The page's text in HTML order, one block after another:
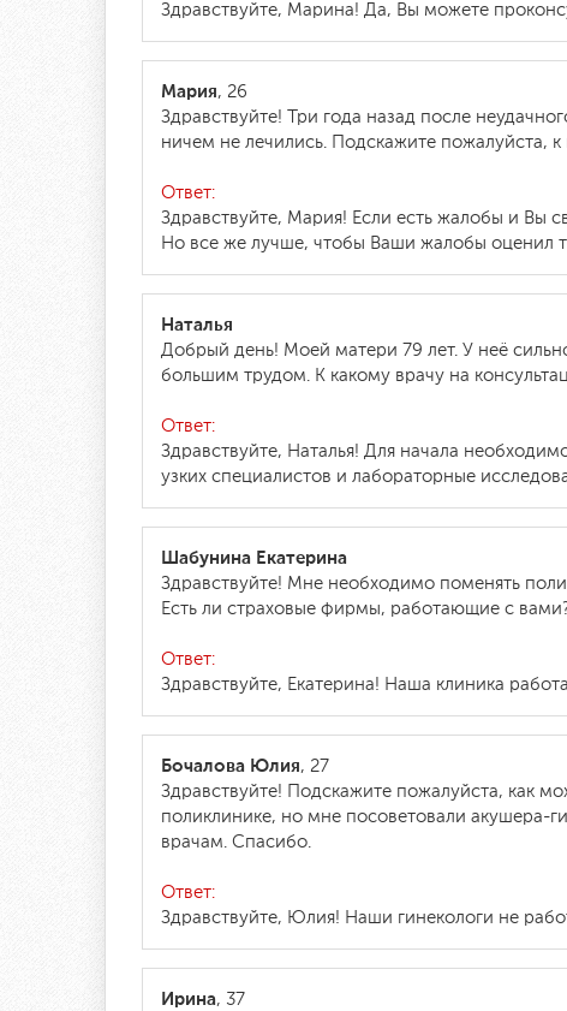
Здравствуйте, Марина! Да, Вы можете
Мария, 26
Здравствуйте! Три года назад после
ничем не лечились. Подскажите пожалуйста,
Ответ:
Здравствуйте, Мария! Если есть жалобы и Вы
Но все же лучше, чтобы Ваши жалобы оценил
Наталья
Добрый день! Моей матери 79 лет. У неё
большим трудом. К какому врачу на
Ответ:
Здравствуйте, Наталья! Для начала
узких специалистов и лабораторные
Шабунина Екатерина
Здравствуйте! Мне необходимо поменять
Есть ли страховые фирмы, работающие с
Ответ:
Здравствуйте, Екатерина! Наша клиника
Бочалова Юлия, 27
Здравствуйте! Подскажите пожалуйста, как
поликлинике, но мне посоветовали акушера-
врачам. Спасибо.
Ответ:
Здравствуйте, Юлия! Наши гинекологи не
Ирина, 37